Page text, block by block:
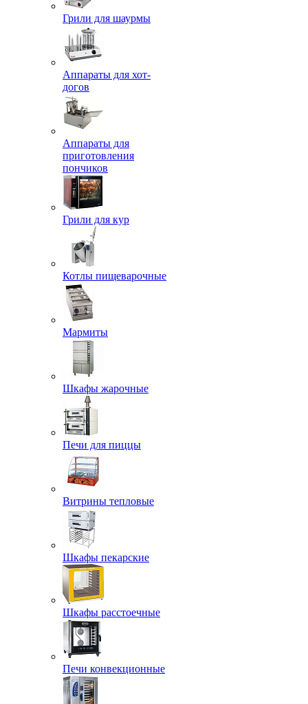
Грили для шаурмы
Аппараты для хот-
догов
Аппараты для
приготовления
пончиков
Грили для кур
Котлы пищеварочные
Мармиты
Шкафы жарочные
Печи для пиццы
Витрины тепловые
Шкафы пекарские
Шкафы расстоечные
Печи конвекционные